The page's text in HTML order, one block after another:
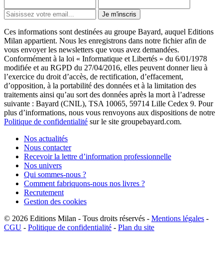
Je m'inscris
Ces informations sont destinées au groupe Bayard, auquel Editions
Milan appartient. Nous les enregistrons dans notre fichier afin de
vous envoyer les newsletters que vous avez demandées.
Conformément à la loi « Informatique et Libertés » du 6/01/1978
modifiée et au RGPD du 27/04/2016, elles peuvent donner lieu à
l’exercice du droit d’accès, de rectification, d’effacement,
d’opposition, à la portabilité des données et à la limitation des
traitements ainsi qu’au sort des données après la mort à l’adresse
suivante : Bayard (CNIL), TSA 10065, 59714 Lille Cedex 9. Pour
plus d’informations, nous vous renvoyons aux dispositions de notre
Politique de confidentialité sur le site groupebayard.com.
Nos actualités
Nous contacter
Recevoir la lettre d’information professionnelle
Nos univers
Qui sommes-nous ?
Comment fabriquons-nous nos livres ?
Recrutement
Gestion des cookies
© 2026 Editions Milan - Tous droits réservés - Mentions légales -
CGU - Politique de confidentialité - Plan du site